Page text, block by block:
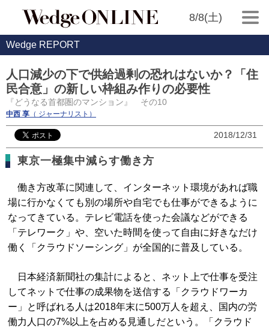
8/8(土)
Wedge REPORT
人口減少の下で供給過剰の恐れはないか？「住
民合意」の新しい枠組み作りの必要性
『どうなる首都圏のマンション』 その10
中西 享 （ ジャーナリスト）
2018/12/31
東京一極集中減らす働き方
働き方改革に関連して、インターネット環境があれば職
場に行かなくても別の場所や自宅でも仕事ができるように
なってきている。テレビ電話を使った会議などができる
「テレワーク」や、空いた時間を使って自由に好きなだけ
働く「クラウドソーシング」が全国的に普及している。
日本経済新聞社の集計によると、ネット上で仕事を受注
してネットで仕事の成果物を送信する「クラウドワーカ
ー」と呼ばれる人は2018年末に500万人を超え、国内の労
働力人口の7%以上を占める見通しだという。「クラウド